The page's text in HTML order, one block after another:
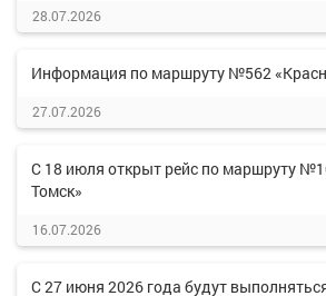
28.07.2026
Информация по маршруту №562
27.07.2026
С 18 июля открыт рейс по маршруту
Томск»
16.07.2026
С 27 июня 2026 года будут